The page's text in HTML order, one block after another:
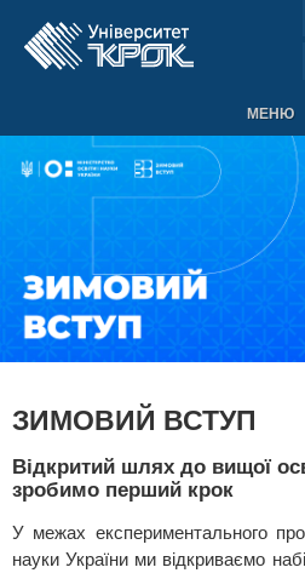
МЕНЮ
ЗИМОВИЙ ВСТУП
Відкритий шлях до вищої
зробимо перший крок
У межах експериментального
науки України ми відкриваємо